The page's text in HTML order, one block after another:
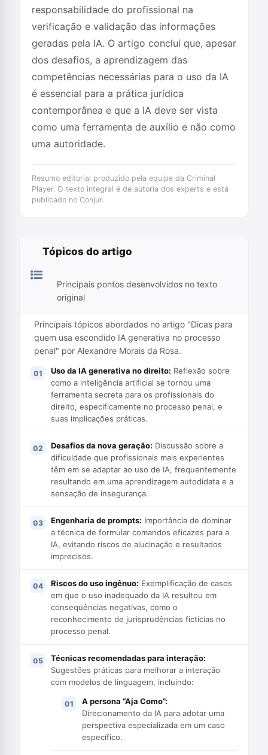
responsabilidade do profissional na
verificação e validação das informações
geradas pela IA. O artigo conclui que, apesar
dos desafios, a aprendizagem das
competências necessárias para o uso da IA
é essencial para a prática jurídica
contemporânea e que a IA deve ser vista
como uma ferramenta de auxílio e não como
uma autoridade.
Resumo editorial produzido pela equipe da Criminal
Player. O texto integral é de autoria dos experts e está
publicado no Conjur.
Tópicos do artigo
Principais pontos desenvolvidos no texto
original
Principais tópicos abordados no artigo "Dicas para
quem usa escondido IA generativa no processo
penal" por Alexandre Morais da Rosa.
Uso da IA generativa no direito: Reflexão sobre
como a inteligência artificial se tornou uma
ferramenta secreta para os profissionais do
direito, especificamente no processo penal, e
suas implicações práticas.
Desafios da nova geração: Discussão sobre a
dificuldade que profissionais mais experientes
têm em se adaptar ao uso de IA, frequentemente
resultando em uma aprendizagem autodidata e a
sensação de insegurança.
Engenharia de prompts: Importância de dominar
a técnica de formular comandos eficazes para a
IA, evitando riscos de alucinação e resultados
imprecisos.
Riscos do uso ingênuo: Exemplificação de casos
em que o uso inadequado da IA resultou em
consequências negativas, como o
reconhecimento de jurisprudências fictícias no
processo penal.
Técnicas recomendadas para interação:
Sugestões práticas para melhorar a interação
com modelos de linguagem, incluindo:
A persona “Aja Como”:
Direcionamento da IA para adotar uma
perspectiva especializada em um caso
específico.